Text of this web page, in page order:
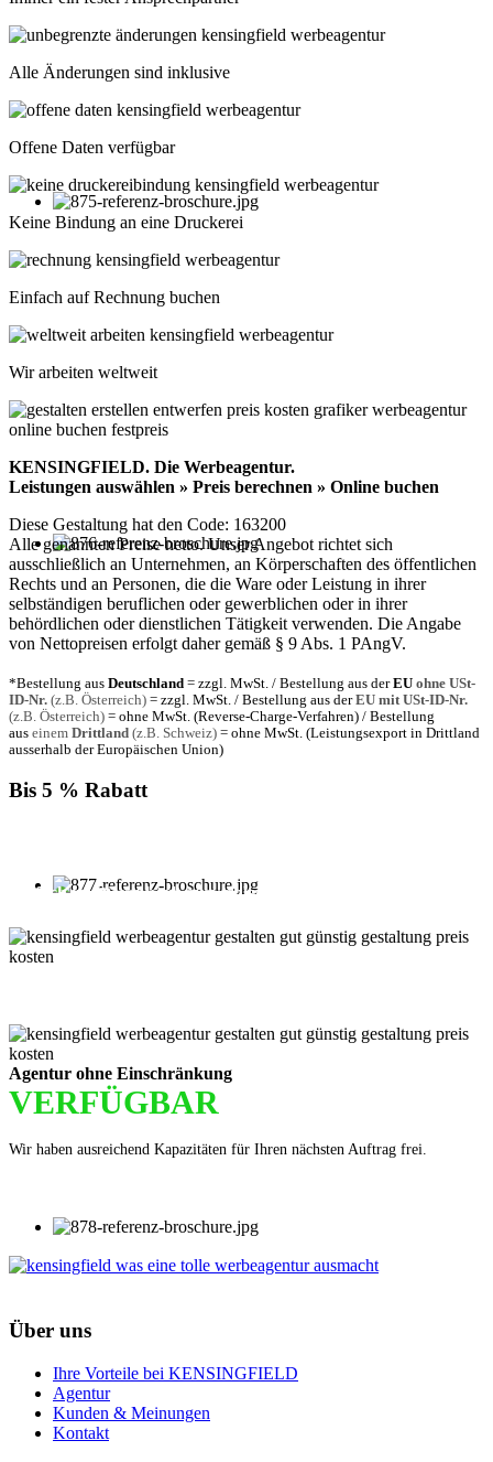
Alle Änderungen sind inklusive
Offene Daten verfügbar
Keine Bindung an eine Druckerei
Einfach auf Rechnung buchen
Wir arbeiten weltweit
KENSINGFIELD. Die Werbeagentur.
Leistungen auswählen » Preis berechnen » Online buchen
Diese Gestaltung hat den Code: 163200
Alle genannten Preise netto. Unser Angebot richtet sich
ausschließlich an Unternehmen, an Körperschaften des öffentlichen
Rechts und an Personen, die die Ware oder Leistung in ihrer
selbständigen beruflichen oder gewerblichen oder in ihrer
behördlichen oder dienstlichen Tätigkeit verwenden. Die Angabe
von Nettopreisen erfolgt daher gemäß § 9 Abs. 1 PAngV.
*Bestellung aus Deutschland = zzgl. MwSt. / Bestellung aus derEU ohne USt-
ID-Nr. (z.B. Österreich) = zzgl. MwSt. / Bestellung aus derEU mit USt-ID-Nr.
(z.B. Österreich) = ohne MwSt. (Reverse-Charge-Verfahren) / Bestellung
aus einem Drittland (z.B. Schweiz) = ohne MwSt. (Leistungsexport in Drittland
ausserhalb der Europäischen Union)
Bis 5 % Rabatt
Einfach im Warenkorb auswählen!
Agentur ohne Einschränkung
VERFÜGBAR
Wir haben ausreichend Kapazitäten für Ihren nächsten Auftrag frei.
Über uns
Ihre Vorteile bei KENSINGFIELD
Agentur
Kunden & Meinungen
Kontakt